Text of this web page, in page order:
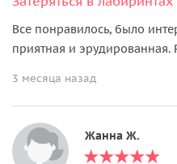
Все понравилось, было
приятная и
3 месяца назад
Жанна Ж.